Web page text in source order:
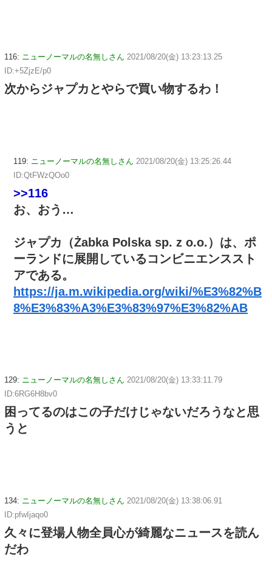
116: ニューノーマルの名無しさん 2021/08/20(金) 13:23:13.25
ID:+5ZjzE/p0
次からジャプカとやらで買い物するわ！
119: ニューノーマルの名無しさん 2021/08/20(金) 13:25:26.44
ID:QtFWzQOo0
>>116
お、おう…
ジャプカ（Żabka Polska sp. z o.o.）は、ポ
ーランドに展開しているコンビニエンススト
アである。
https://ja.m.wikipedia.org/wiki/%E3%82%B
8%E3%83%A3%E3%83%97%E3%82%AB
129: ニューノーマルの名無しさん 2021/08/20(金) 13:33:11.79
ID:6RG6H8bv0
困ってるのはこの子だけじゃないだろうなと思
うと
134: ニューノーマルの名無しさん 2021/08/20(金) 13:38:06.91
ID:pfwIjaqo0
久々に登場人物全員心が綺麗なニュースを読ん
だわ